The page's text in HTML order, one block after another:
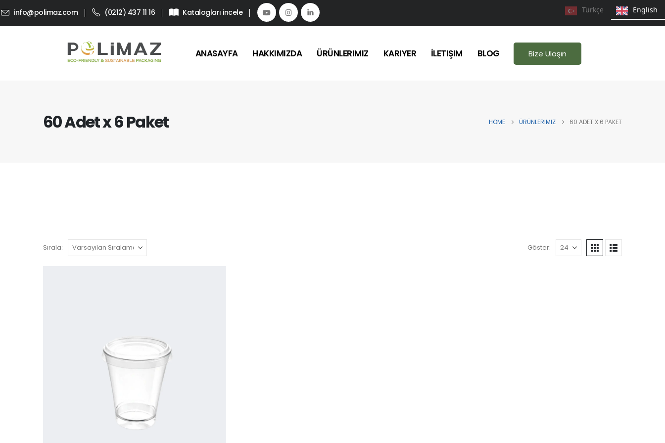
info@polimaz.com (0212) 437 11 16 Katalogları incele Türkçe English
ANASAYFA HAKKIMIZDA ÜRÜNLERIMIZ KARIYER İLETIŞIM BLOG Bize Ulaşın
60 Adet x 6 Paket HOME ÜRÜNLERIMIZ 60 ADET X 6 PAKET
Sırala: Göster: